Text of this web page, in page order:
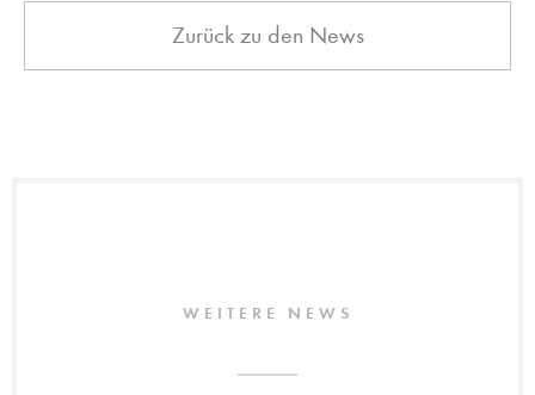
Zurück zu den News
WEITERE NEWS